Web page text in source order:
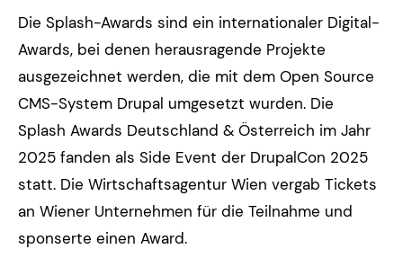
Die Splash-Awards sind ein internationaler Digital-
Awards, bei denen herausragende Projekte
ausgezeichnet werden, die mit dem Open Source
CMS-System Drupal umgesetzt wurden. Die
Splash Awards Deutschland & Österreich im Jahr
2025 fanden als Side Event der DrupalCon 2025
statt. Die Wirtschaftsagentur Wien vergab Tickets
an Wiener Unternehmen für die Teilnahme und
sponserte einen Award.